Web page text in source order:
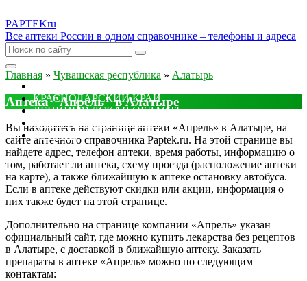
PAPTEKru
Все аптеки России в одном справочнике – телефоны и адреса
КРАСНОДАРСКИЙ КРАЙ
ЛЕНИНГРАДСКАЯ ОБЛАСТЬ
ДРУГИЕ
Главная » Чувашская республика » Алатырь
Аптека "Апрель" в Алатыре
Вы находитесь на странице аптеки «Апрель» в Алатыре, на
сайте аптечного справочника Paptek.ru. На этой странице вы
найдете адрес, телефон аптеки, время работы, информацию о
том, работает ли аптека, схему проезда (расположение аптеки
на карте), а также ближайшую к аптеке остановку автобуса.
Если в аптеке действуют скидки или акции, информация о
них также будет на этой странице.
Дополнительно на странице компании «Апрель» указан
официальный сайт, где можно купить лекарства без рецептов
в Алатыре, с доставкой в ближайшую аптеку. Заказать
препараты в аптеке «Апрель» можно по следующим
контактам: